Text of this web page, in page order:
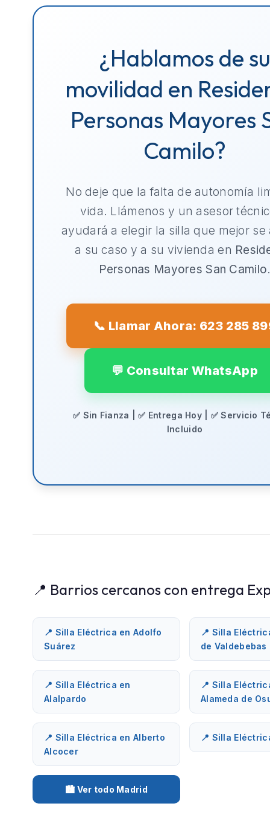
¿Hablamos de su
movilidad en
Personas Mayores
Camilo?
No deje que la falta de autonomía
vida. Llámenos y un asesor
ayudará a elegir la silla que mejor se
a su caso y a su vivienda en
Personas Mayores San Camilo
📞 Llamar Ahora: 623 285
💬 Consultar WhatsApp
✅ Sin Fianza | ✅ Entrega Hoy | ✅ Servicio
Incluido
📍 Barrios cercanos con entrega
📍 Silla Eléctrica en Adolfo
Suárez
📍 Silla
de Valdebebas
📍 Silla Eléctrica en
Alalpardo
📍 Silla
Alameda de
📍 Silla Eléctrica en Alberto
Alcocer
📍 Silla
🏙️ Ver todo Madrid